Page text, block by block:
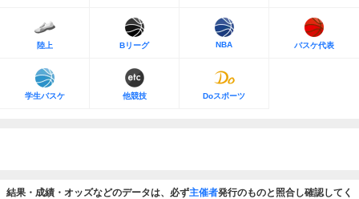
陸上 Bリーグ NBA バスケ代表
学生バスケ 他競技 Doスポーツ
結果・成績・オッズなどのデータは、必ず主催者発行のものと照合し確認してく